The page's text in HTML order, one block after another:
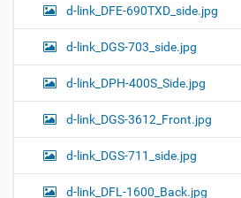
d-link_DFE-690TXD_side.jpg
d-link_DGS-703_side.jpg
d-link_DPH-400S_Side.jpg
d-link_DGS-3612_Front.jpg
d-link_DGS-711_side.jpg
d-link_DFL-1600_Back.jpg